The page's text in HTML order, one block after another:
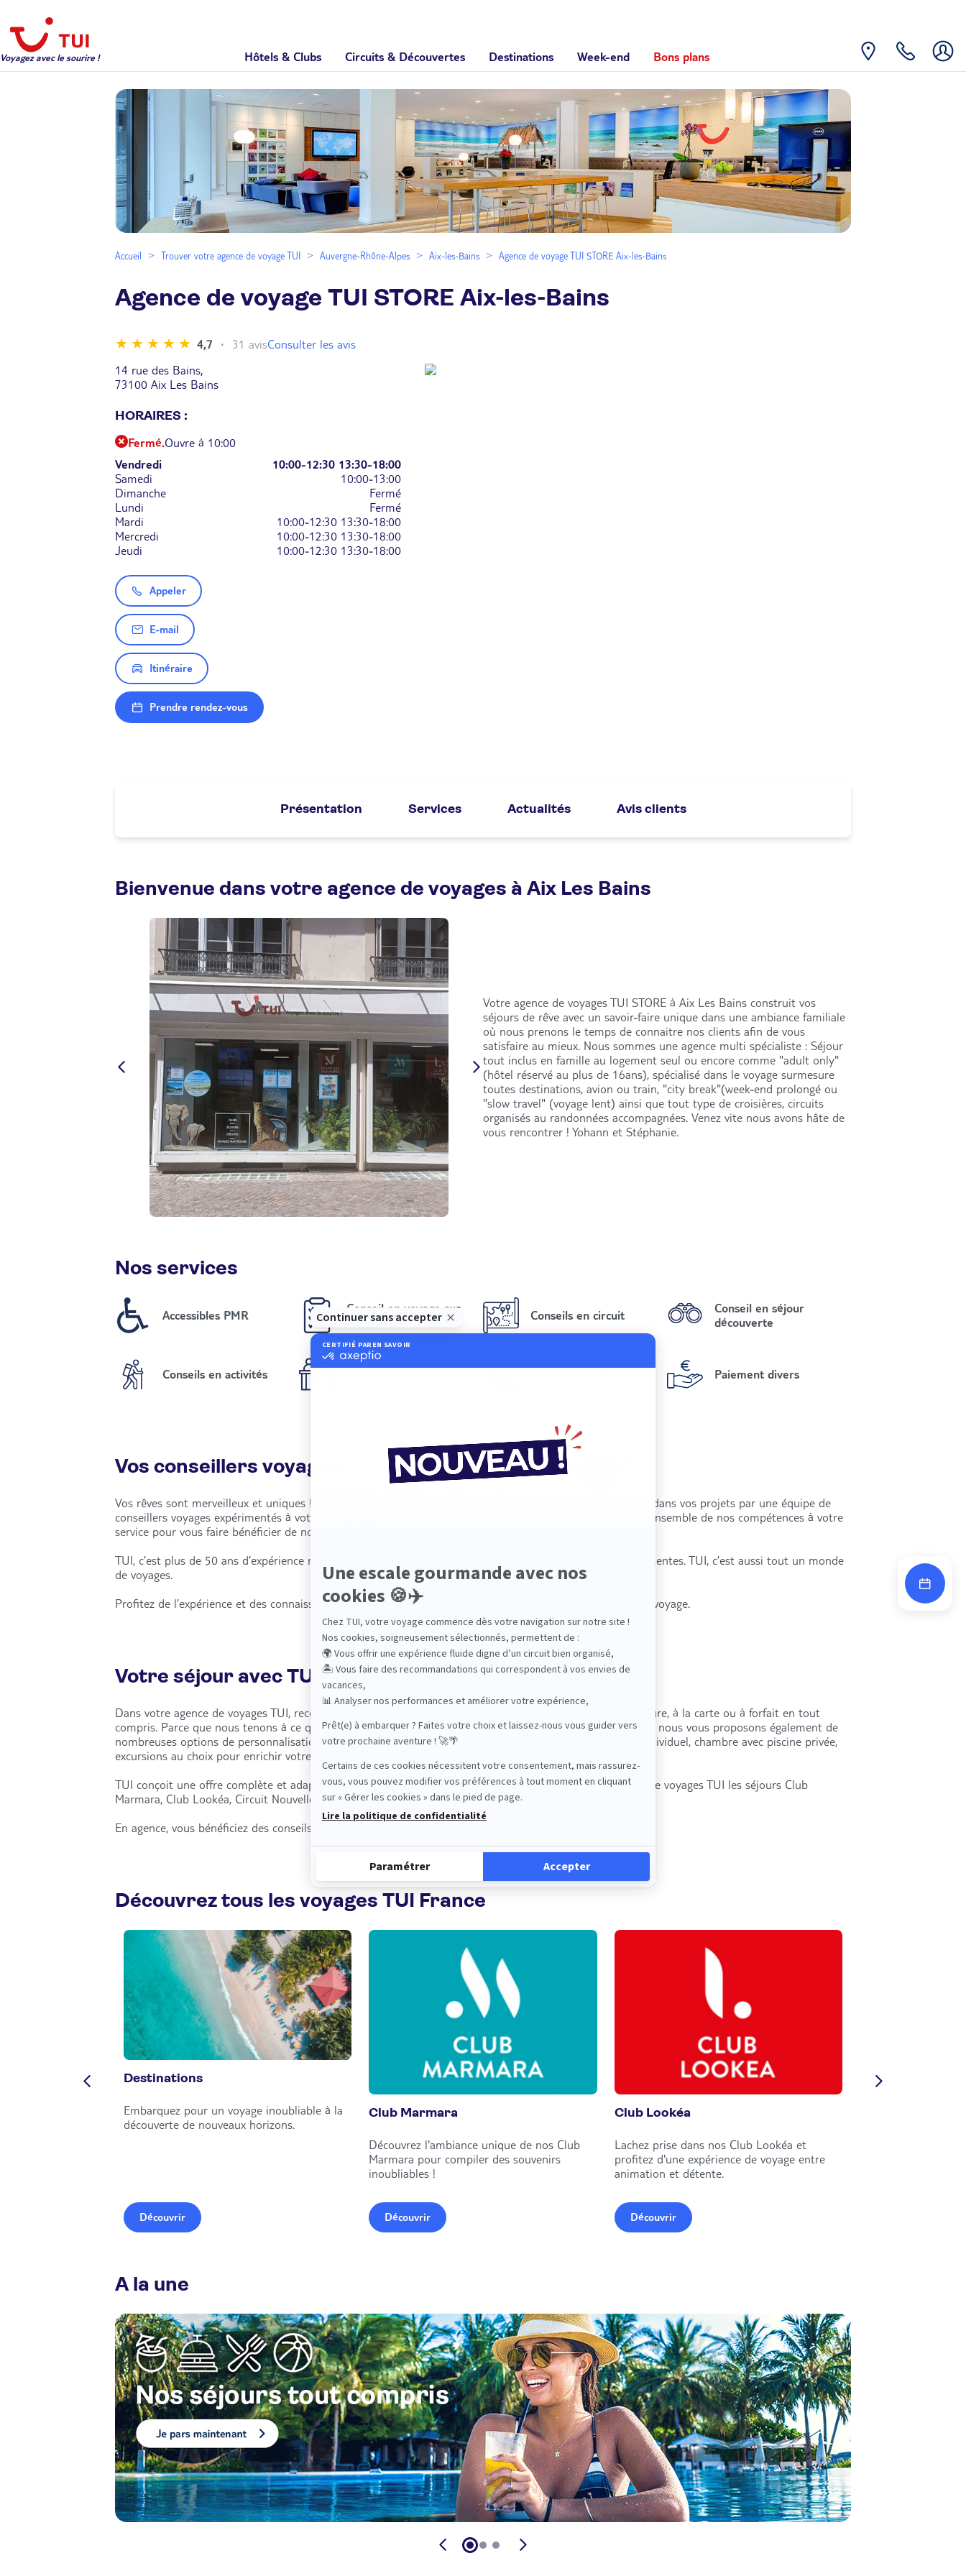
Voyagez avec le sourire ! Hôtels & Clubs Circuits & Découvertes Destinations Week-end Bons plans
Accueil Trouver votre agence de voyage TUI Auvergne-Rhône-Alpes Aix-les-Bains Agence de voyage TUI STORE Aix-les-Bains
Agence de voyage TUI STORE Aix-les-Bains
4,7 31 avisConsulter les avis
14 rue des Bains,
73100 Aix Les Bains
HORAIRES :
Fermé.Ouvre à 10:00
Vendredi
10:00-12:30 13:30-18:00
Samedi
10:00-13:00
Dimanche
Fermé
Lundi
Fermé
Mardi
10:00-12:30 13:30-18:00
Mercredi
10:00-12:30 13:30-18:00
Jeudi
10:00-12:30 13:30-18:00
Appeler
E-mail
Itinéraire
Prendre rendez-vous
Présentation Services Actualités Avis clients
Bienvenue dans votre agence de voyages à Aix Les Bains
Votre agence de voyages TUI STORE à Aix Les Bains construit vos
séjours de rêve avec un savoir-faire unique dans une ambiance familiale
où nous prenons le temps de connaitre nos clients afin de vous
satisfaire au mieux. Nous sommes une agence multi spécialiste : Séjour
tout inclus en famille au logement seul ou encore comme "adult only"
(hôtel réservé au plus de 16ans), spécialisé dans le voyage surmesure
toutes destinations, avion ou train, "city break"(week-end prolongé ou
"slow travel" (voyage lent) ainsi que tout type de croisières, circuits
organisés au randonnées accompagnées. Venez vite nous avons hâte de
vous rencontrer ! Yohann et Stéphanie.
Nos services
Accessibles PMR
Conseil en voyage sur
mesure
Conseils en circuit
Conseil en séjour
découverte
Conseils en activités Paiement divers
Vos conseillers voyages
Vos rêves sont merveilleux et uniques ! Dans votre agence de voyage, vous êtes accueillis et accompagnés dans vos projets par une équipe de
conseillers voyages expérimentés à votre écoute. En tant que professionnels du tourisme, nous mettons l’ensemble de nos compétences à votre
service pour vous faire bénéficier de notre expertise.
TUI, c’est plus de 50 ans d’expérience mis à votre service pour un voyage répondant parfaitement à vos attentes. TUI, c’est aussi tout un monde
de voyages.
Profitez de l’expérience et des connaissances de vos conseillers voyages pour organiser sereinement votre voyage.
Votre séjour avec TUI France
Dans votre agence de voyages TUI, recevez un accueil privilégié pour l’organisation de vos séjours sur mesure, à la carte ou à forfait en tout
compris. Parce que nous tenons à ce que vos vacances soient uniques et ne ressemblent à aucunes autres, nous vous proposons également de
nombreuses options de personnalisation : catégorie d’hôtel, départ de province, retour différé, transfert individuel, chambre avec piscine privée,
excursions au choix pour enrichir votre séjour…
TUI conçoit une offre complète et adaptée à toutes vos envies de vacances. Retrouvez dans votre agence de voyages TUI les séjours Club
Marmara, Club Lookéa, Circuit Nouvelles-Frontières.
En agence, vous bénéficiez des conseils d’experts pour la création de votre voyage de rêve !
Découvrez tous les voyages TUI France
Destinations
Embarquez pour un voyage inoubliable à la
découverte de nouveaux horizons.
Découvrir
Club Marmara
Découvrez l'ambiance unique de nos Club
Marmara pour compiler des souvenirs
inoubliables !
Découvrir
Club Lookéa
Lachez prise dans nos Club Lookéa et
profitez d'une expérience de voyage entre
animation et détente.
Découvrir
A la une